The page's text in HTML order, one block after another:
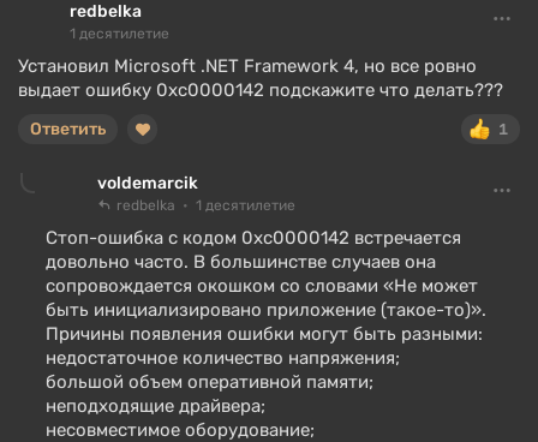
redbelka
1 десятилетие
Установил Microsoft .NET Framework 4, но все ровно
выдает ошибку 0xc0000142 подскажите что делать???
1
Ответить
voldemarcik
redbelka 1 десятилетие
Стоп-ошибка с кодом 0xc0000142 встречается
довольно часто. В большинстве случаев она
сопровождается окошком со словами «Не может
быть инициализировано приложение (такое-то)».
Причины появления ошибки могут быть разными:
недостаточное количество напряжения;
большой объем оперативной памяти;
неподходящие драйвера;
несовместимое оборудование;